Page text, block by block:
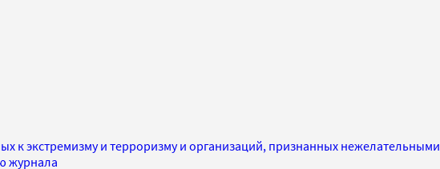
к экстремизму и терроризму и организаций, признанных нежелательными
журнала